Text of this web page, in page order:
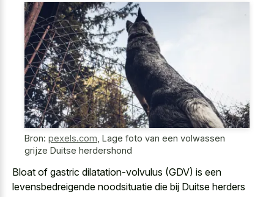
Bron: pexels.com Lage foto van een volwassen
grijze Duitse herdershond
Bloat of gastric dilatation-volvulus (GDV) is een
levensbedreigende noodsituatie die bij Duitse herders